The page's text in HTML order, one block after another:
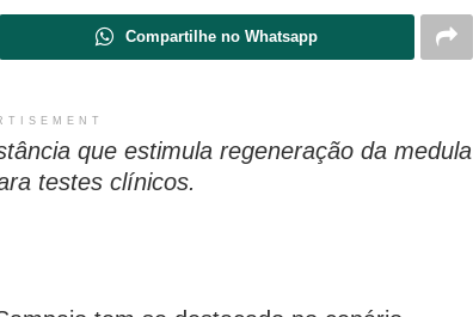
Compartilhe no Whatsapp
que estimula regeneração da medula
testes clínicos.